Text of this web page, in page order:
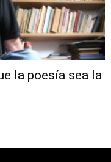
la poesía sea la